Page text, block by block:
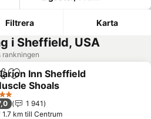
Filtrera Karta
i Sheffield, USA
rankningen
Lägg till i Mina Favoriter
Inn Sheffield
Shoals
priser1 941
1.7 km till Centrum